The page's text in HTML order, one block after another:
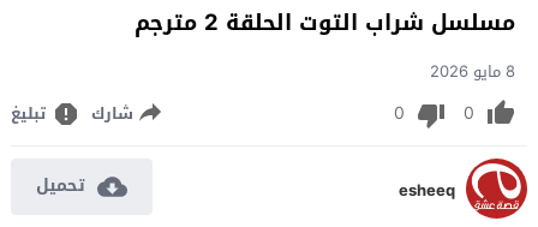
مسلسل شراب التوت الحلقة 2 مترجم
8 مايو 2026
0
0 شارك تبليغ
esheeq تحميل